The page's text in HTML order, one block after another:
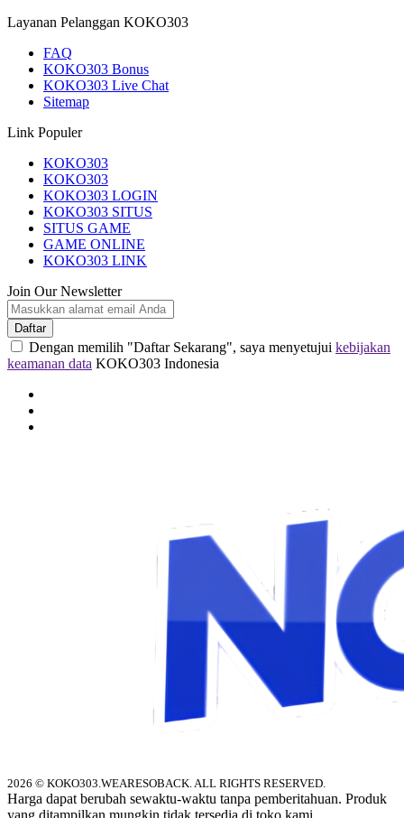
Layanan Pelanggan KOKO303
FAQ
KOKO303 Bonus
KOKO303 Live Chat
Sitemap
Link Populer
KOKO303
KOKO303
KOKO303 LOGIN
KOKO303 SITUS
SITUS GAME
GAME ONLINE
KOKO303 LINK
Join Our Newsletter
Daftar
Dengan memilih "Daftar Sekarang", saya menyetujui kebijakan
keamanan data KOKO303 Indonesia
2026 © KOKO303.WEARESOBACK. ALL RIGHTS RESERVED.
Harga dapat berubah sewaktu-waktu tanpa pemberitahuan. Produk
yang ditampilkan mungkin tidak tersedia di toko kami.